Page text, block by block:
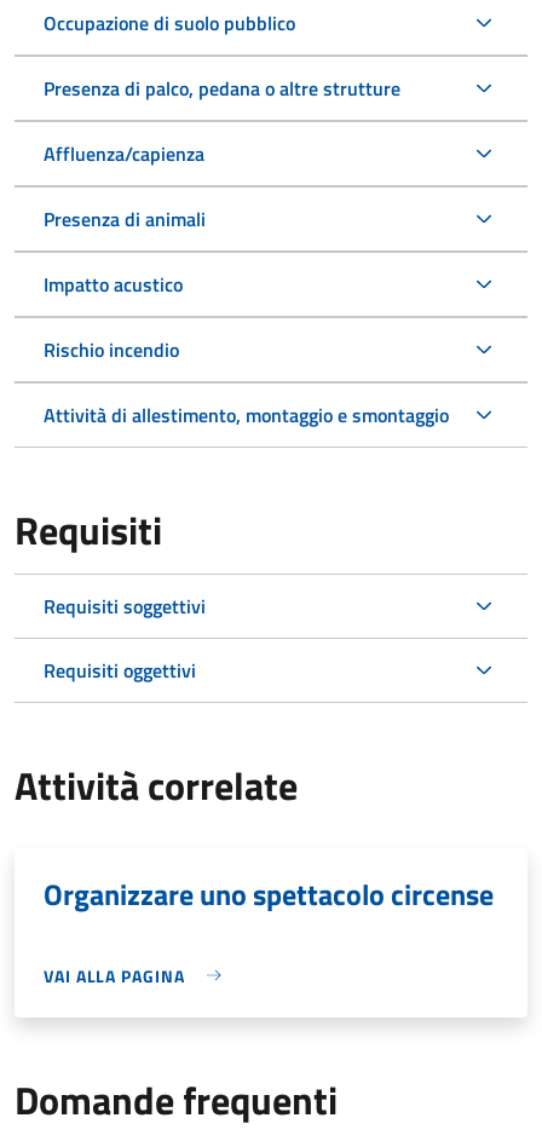
Occupazione di suolo pubblico
Presenza di palco, pedana o altre strutture
Affluenza/capienza
Presenza di animali
Impatto acustico
Rischio incendio
Attività di allestimento, montaggio e smontaggio
Requisiti
Requisiti soggettivi
Requisiti oggettivi
Attività correlate
Organizzare uno spettacolo circense
VAI ALLA PAGINA
Domande frequenti